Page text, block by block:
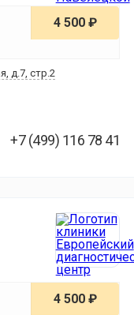
4 500 ₽
д.7, стр.2
+7 (499) 116 78 41
4 500 ₽